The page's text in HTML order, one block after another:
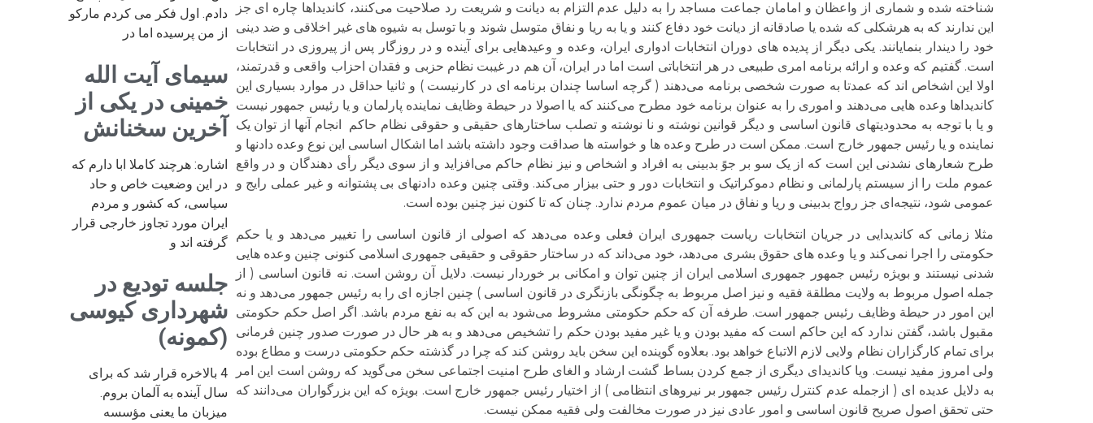
شناخته شده و شماری از واعظان و امامان جماعت مساجد را به دلیل عدم التزام به دیانت و شریعت رد صلاحیت می‌کنند، کاندیداها چاره ای جز
این ندارند که به هرشکلی که شده یا صادقانه از دیانت خود دفاع کنند و یا به ریا و نفاق متوسل شوند و با توسل به شیوه های غیر اخلاقی و ضد دینی
خود را دیندار بنمایانند. یکی دیگر از پدیده های دوران انتخابات ادواری ایران، وعده و وعیدهایی برای آینده و در روزگار پس از پیروزی در انتخابات
است. گفتیم که وعده و ارائه برنامه امری طبیعی در هر انتخاباتی است اما در ایران، آن هم در غیبت نظام حزبی و فقدان احزاب واقعی و قدرتمند،
اولا این اشخاص اند که عمدتا به صورت شخصی برنامه می‌دهند ( گرچه اساسا چندان برنامه ای در کارنیست ) و ثانیا حداقل در موارد بسیاری این
کاندیداها وعده هایی می‌دهند و اموری را به عنوان برنامه خود مطرح می‌کنند که یا اصولا در حیطة وظایف نماینده پارلمان و یا رئیس جمهور نیست
و یا با توجه به محدودیتهای قانون اساسی و دیگر قوانین نوشته و نا نوشته و تصلب ساختارهای حقیقی و حقوقی نظام حاکم انجام آنها از توان یک
نماینده و یا رئیس جمهور خارج است. ممکن است در طرح وعده ها و خواسته ها صداقت وجود داشته باشد اما اشکال اساسی این نوع وعده دادنها و
طرح شعارهای نشدنی این است که از یک سو بر جوً بدبینی به افراد و اشخاص و نیز نظام حاکم می‌افزاید و از سوی دیگر رأی دهندگان و در واقع
عموم ملت را از سیستم پارلمانی و نظام دموکراتیک و انتخابات دور و حتی بیزار می‌کند. وقتی چنین وعده دادنهای بی پشتوانه و غیر عملی رایج و
عمومی شود، نتیجه‌ای جز رواج بدبینی و ریا و نفاق در میان عموم مردم ندارد. چنان که تا کنون نیز چنین بوده است.
مثلا زمانی که کاندیدایی در جریان انتخابات ریاست جمهوری ایران فعلی وعده می‌دهد که اصولی از قانون اساسی را تغییر می‌دهد و یا حکم
حکومتی را اجرا نمی‌کند و یا وعده های حقوق بشری می‌دهد، خود می‌داند که در ساختار حقوقی و حقیقی جمهوری اسلامی کنونی چنین وعده هایی
شدنی نیستند و بویژه رئیس جمهور جمهوری اسلامی ایران از چنین توان و امکانی بر خوردار نیست. دلایل آن روشن است. نه قانون اساسی ( از
جمله اصول مربوط به ولایت مطلقة فقیه و نیز اصل مربوط به چگونگی بازنگری در قانون اساسی ) چنین اجازه ای را به رئیس جمهور می‌دهد و نه
این امور در حیطة وظایف رئیس جمهور است. طرفه آن که حکم حکومتی مشروط می‌شود به این که به نفع مردم باشد. اگر اصل حکم حکومتی
مقبول باشد، گفتن ندارد که این حاکم است که مفید بودن و یا غیر مفید بودن حکم را تشخیص می‌دهد و به هر حال در صورت صدور چنین فرمانی
برای تمام کارگزاران نظام ولایی لازم الاتباع خواهد بود. بعلاوه گوینده این سخن باید روشن کند که چرا در گذشته حکم حکومتی درست و مطاع بوده
ولی امروز مفید نیست. ویا کاندیدای دیگری از جمع کردن بساط گشت ارشاد و الغای طرح امنیت اجتماعی سخن می‌گوید که روشن است این امر
به دلایل عدیده ای ( ازجمله عدم کنترل رئیس جمهور بر نیروهای انتظامی ) از اختیار رئیس جمهور خارج است. بویژه که این بزرگواران می‌دانند که
حتی تحقق اصول صریح قانون اساسی و امور عادی نیز در صورت مخالفت ولی فقیه ممکن نیست.
دادم. اول فکر می کردم مارکو
از من پرسیده اما در
سیمای آیت الله
خمینی در یکی از
آخرین سخنانش
اشاره: هرچند کاملا ابا دارم که
در این وضعیت خاص و حاد
سیاسی، که کشور و مردم
ایران مورد تجاوز خارجی قرار
گرفته اند و
جلسه تودیع در
شهرداری کیوسی
(کمونه)
4 بالاخره قرار شد که برای
سال آینده به آلمان بروم.
میزبان ما یعنی مؤسسه